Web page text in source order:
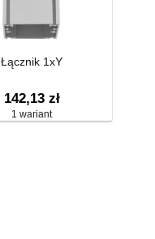
Łącznik 1xY
142,13 zł
1 wariant